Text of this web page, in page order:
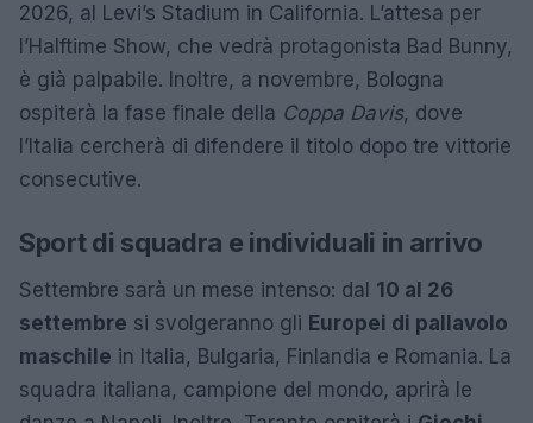
2026, al Levi’s Stadium in California. L’attesa per
l’Halftime Show, che vedrà protagonista Bad Bunny,
è già palpabile. Inoltre, a novembre, Bologna
ospiterà la fase finale della Coppa Davis, dove
l’Italia cercherà di difendere il titolo dopo tre vittorie
consecutive.
Sport di squadra e individuali in arrivo
Settembre sarà un mese intenso: dal 10 al 26
settembre si svolgeranno gli Europei di pallavolo
maschile in Italia, Bulgaria, Finlandia e Romania. La
squadra italiana, campione del mondo, aprirà le